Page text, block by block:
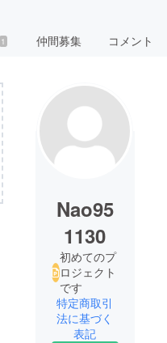
1 仲間募集 コメント
Nao95
1130
初めてのプ
ロジェクト
です
特定商取引
法に基づく
表記